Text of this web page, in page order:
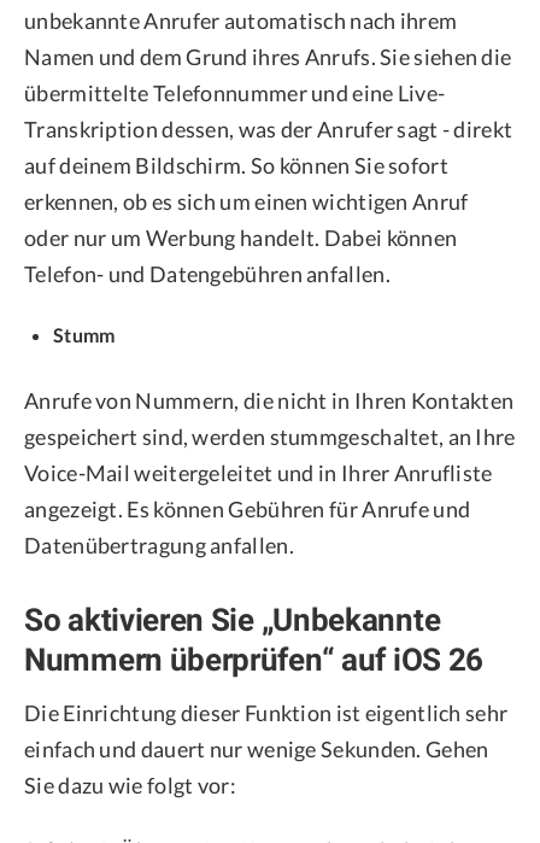
unbekannte Anrufer automatisch nach ihrem
Namen und dem Grund ihres Anrufs. Sie siehen die
übermittelte Telefonnummer und eine Live-
Transkription dessen, was der Anrufer sagt - direkt
auf deinem Bildschirm. So können Sie sofort
erkennen, ob es sich um einen wichtigen Anruf
oder nur um Werbung handelt. Dabei können
Telefon- und Datengebühren anfallen.
Stumm
Anrufe von Nummern, die nicht in Ihren Kontakten
gespeichert sind, werden stummgeschaltet, an Ihre
Voice-Mail weitergeleitet und in Ihrer Anrufliste
angezeigt. Es können Gebühren für Anrufe und
Datenübertragung anfallen.
So aktivieren Sie „Unbekannte
Nummern überprüfen“ auf iOS 26
Die Einrichtung dieser Funktion ist eigentlich sehr
einfach und dauert nur wenige Sekunden. Gehen
Sie dazu wie folgt vor: